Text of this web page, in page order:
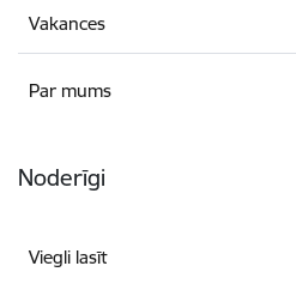
Vakances
Par mums
Noderīgi
Viegli lasīt